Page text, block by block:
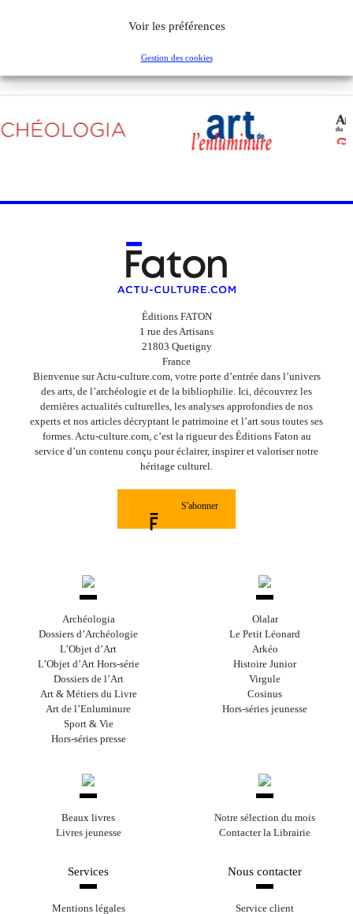
Voir les préférences
Gestion des cookies
Éditions FATON
1 rue des Artisans
21803 Quetigny
France
Bienvenue sur Actu-culture.com, votre porte d’entrée dans l’univers
des arts, de l’archéologie et de la bibliophilie. Ici, découvrez les
dernières actualités culturelles, les analyses approfondies de nos
experts et nos articles décryptant le patrimoine et l’art sous toutes ses
formes. Actu-culture.com, c’est la rigueur des Éditions Faton au
service d’un contenu conçu pour éclairer, inspirer et valoriser notre
héritage culturel.
S'abonner
Archéologia
Dossiers d’Archéologie
L’Objet d’Art
L’Objet d’Art Hors-série
Dossiers de l’Art
Art & Métiers du Livre
Art de l’Enluminure
Sport & Vie
Hors-séries presse
Olalar
Le Petit Léonard
Arkéo
Histoire Junior
Virgule
Cosinus
Hors-séries jeunesse
Beaux livres
Livres jeunesse
Notre sélection du mois
Contacter la Librairie
Services
Mentions légales
Nous contacter
Service client